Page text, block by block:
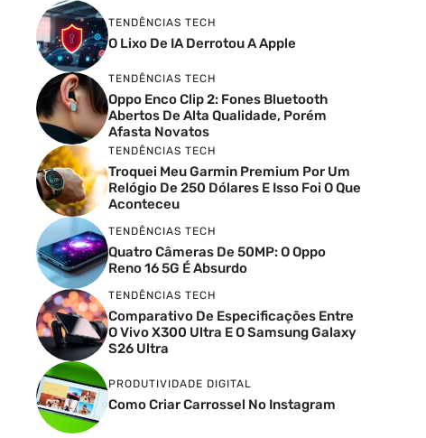
TENDÊNCIAS TECH
O Lixo De IA Derrotou A Apple
TENDÊNCIAS TECH
Oppo Enco Clip 2: Fones Bluetooth
Abertos De Alta Qualidade, Porém
Afasta Novatos
TENDÊNCIAS TECH
Troquei Meu Garmin Premium Por Um
Relógio De 250 Dólares E Isso Foi O Que
Aconteceu
TENDÊNCIAS TECH
Quatro Câmeras De 50MP: O Oppo
Reno 16 5G É Absurdo
TENDÊNCIAS TECH
Comparativo De Especificações Entre
O Vivo X300 Ultra E O Samsung Galaxy
S26 Ultra
PRODUTIVIDADE DIGITAL
Como Criar Carrossel No Instagram